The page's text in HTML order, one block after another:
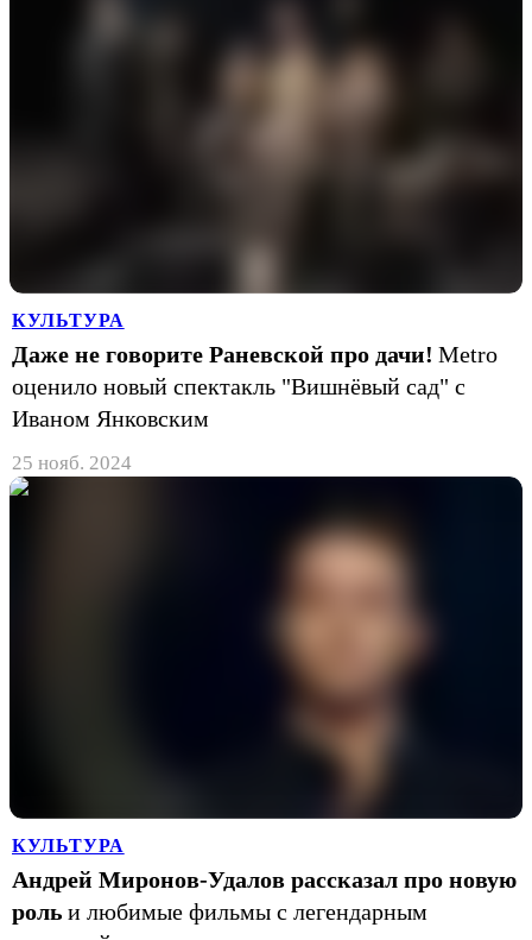
КУЛЬТУРА
Даже не говорите Раневской про дачи! Metro
оценило новый спектакль "Вишнёвый сад" с
Иваном Янковским
25 нояб. 2024
КУЛЬТУРА
Андрей Миронов-Удалов рассказал про новую
роль и любимые фильмы с легендарным